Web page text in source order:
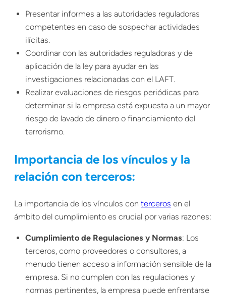
Presentar informes a las autoridades reguladoras
competentes en caso de sospechar actividades
ilícitas.
Coordinar con las autoridades reguladoras y de
aplicación de la ley para ayudar en las
investigaciones relacionadas con el LAFT.
Realizar evaluaciones de riesgos periódicas para
determinar si la empresa está expuesta a un mayor
riesgo de lavado de dinero o financiamiento del
terrorismo.
Importancia de los vínculos y la
relación con terceros:
La importancia de los vínculos con terceros en el
ámbito del cumplimiento es crucial por varias razones:
Cumplimiento de Regulaciones y Normas: Los
terceros, como proveedores o consultores, a
menudo tienen acceso a información sensible de la
empresa. Si no cumplen con las regulaciones y
normas pertinentes, la empresa puede enfrentarse